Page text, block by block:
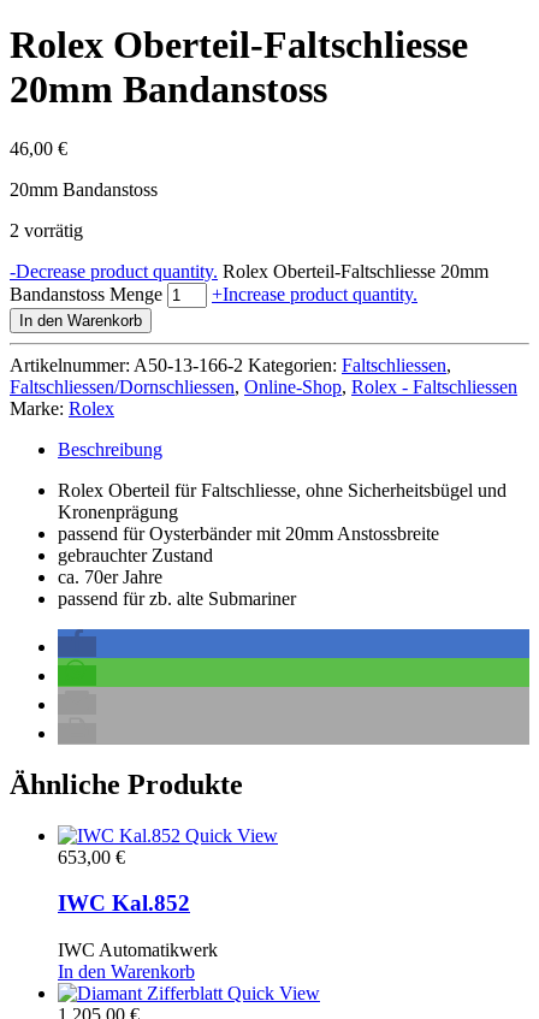
Rolex Oberteil-Faltschliesse
20mm Bandanstoss
46,00 €
20mm Bandanstoss
2 vorrätig
-Decrease product quantity. Rolex Oberteil-Faltschliesse 20mm
Bandanstoss Menge
+Increase product quantity.
In den Warenkorb
Artikelnummer: A50-13-166-2 Kategorien: Faltschliessen,
Faltschliessen/Dornschliessen, Online-Shop, Rolex - Faltschliessen
Marke: Rolex
Beschreibung
Rolex Oberteil für Faltschliesse, ohne Sicherheitsbügel und
Kronenprägung
passend für Oysterbänder mit 20mm Anstossbreite
gebrauchter Zustand
ca. 70er Jahre
passend für zb. alte Submariner
Ähnliche Produkte
Quick View
653,00 €
IWC Kal.852
IWC Automatikwerk
In den Warenkorb
Quick View